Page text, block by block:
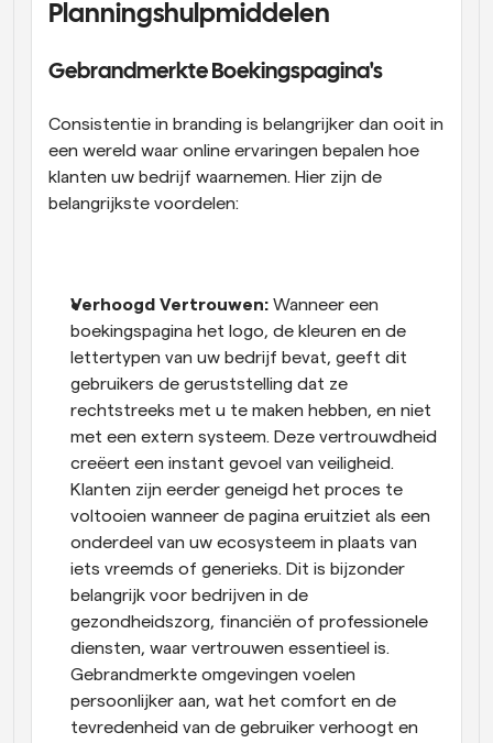
Planningshulpmiddelen
Gebrandmerkte Boekingspagina's
Consistentie in branding is belangrijker dan ooit in
een wereld waar online ervaringen bepalen hoe
klanten uw bedrijf waarnemen. Hier zijn de
belangrijkste voordelen:
Verhoogd Vertrouwen: Wanneer een
boekingspagina het logo, de kleuren en de
lettertypen van uw bedrijf bevat, geeft dit
gebruikers de geruststelling dat ze
rechtstreeks met u te maken hebben, en niet
met een extern systeem. Deze vertrouwdheid
creëert een instant gevoel van veiligheid.
Klanten zijn eerder geneigd het proces te
voltooien wanneer de pagina eruitziet als een
onderdeel van uw ecosysteem in plaats van
iets vreemds of generieks. Dit is bijzonder
belangrijk voor bedrijven in de
gezondheidszorg, financiën of professionele
diensten, waar vertrouwen essentieel is.
Gebrandmerkte omgevingen voelen
persoonlijker aan, wat het comfort en de
tevredenheid van de gebruiker verhoogt en